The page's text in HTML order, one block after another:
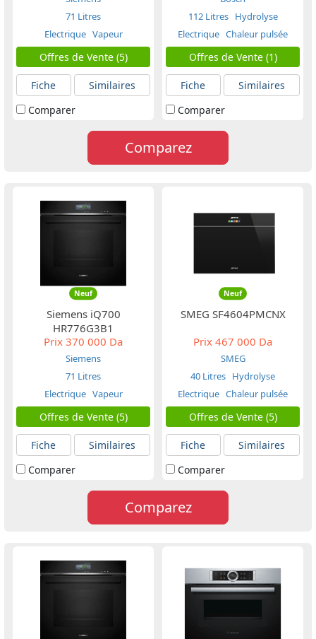
71 Litres
Electrique Vapeur
Offres de Vente (5)
Fiche
Similaires
Comparer
112 Litres Hydrolyse
Electrique Chaleur pulsée
Offres de Vente (1)
Fiche
Similaires
Comparer
Comparez
Neuf
Siemens iQ700
HR776G3B1
Prix 370 000 Da
Siemens
71 Litres
Electrique Vapeur
Offres de Vente (5)
Fiche
Similaires
Comparer
Neuf
SMEG SF4604PMCNX
Prix 467 000 Da
SMEG
40 Litres Hydrolyse
Electrique Chaleur pulsée
Offres de Vente (5)
Fiche
Similaires
Comparer
Comparez